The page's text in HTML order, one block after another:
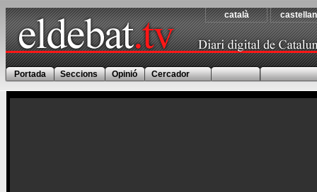
català
Portada Seccions Opinió Cercador